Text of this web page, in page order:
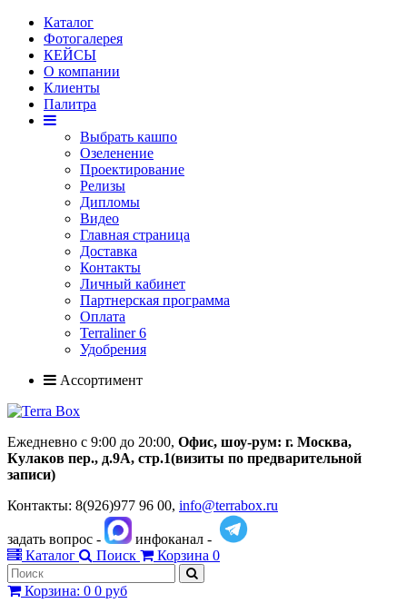
Каталог
Фотогалерея
КЕЙСЫ
О компании
Клиенты
Палитра
Выбрать кашпо
Озеленение
Проектирование
Релизы
Дипломы
Видео
Главная страница
Доставка
Контакты
Личный кабинет
Партнерская программа
Оплата
Terraliner 6
Удобрения
Ассортимент
Ежедневно с 9:00 до 20:00, Офис, шоу-рум: г. Москва,
Кулаков пер., д.9А, стр.1(визиты по предварительной
записи)
Контакты: 8(926)977 96 00, info@terrabox.ru
задать вопрос -
инфоканал -
Каталог
Поиск Корзина 0
Корзина: 0 0 руб